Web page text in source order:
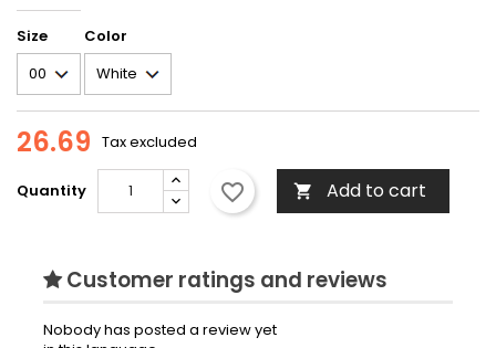
Size Color
26.69 Tax excluded
Quantity favorite_border  Add to cart
Customer ratings and reviews
Nobody has posted a review yet